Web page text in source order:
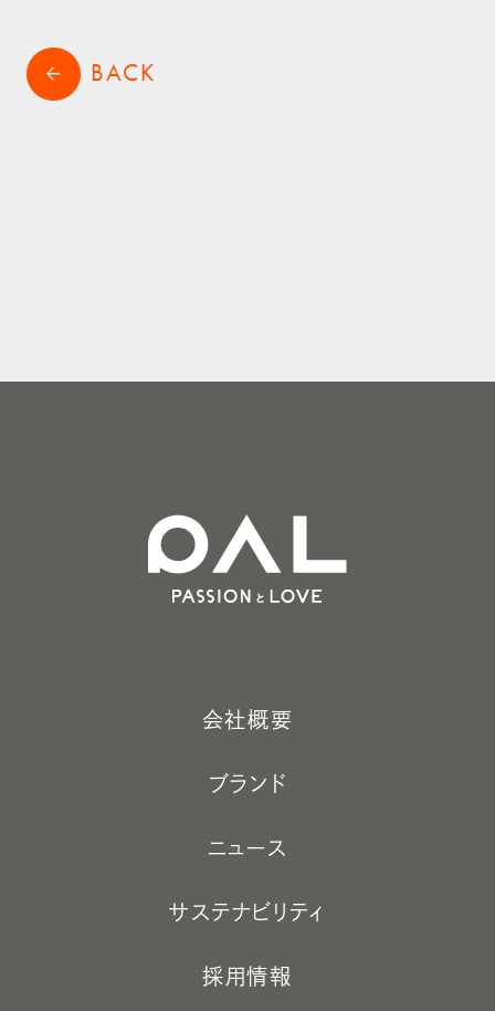
arrow_back BACK
会社概要
ブランド
ニュース
サステナビリティ
採用情報